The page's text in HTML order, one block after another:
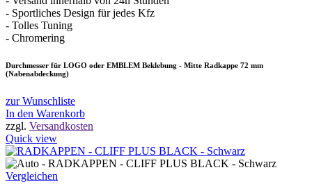
- Sportliches Design für jedes Kfz
- Tolles Tuning
- Chromering
Durchmesser für LOGO oder EMBLEM Beklebung - Mitte Radkappe 72 mm
(Nabenabdeckung)
zur Wunschliste
In den Warenkorb
zzgl. Versandkosten
Quick view
Vergleichen